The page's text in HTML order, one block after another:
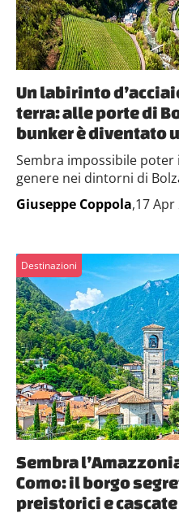
Un labirinto
terra: alle porte di
bunker è diventato
Sembra impossibile
genere nei dintorni di
Giuseppe Coppola,17 Apr
Destinazioni
Sembra
Como: il borgo
preistorici e cascate